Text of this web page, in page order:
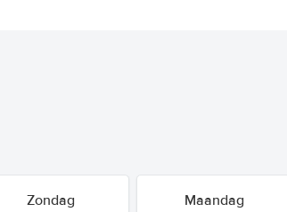
Zondag Maandag